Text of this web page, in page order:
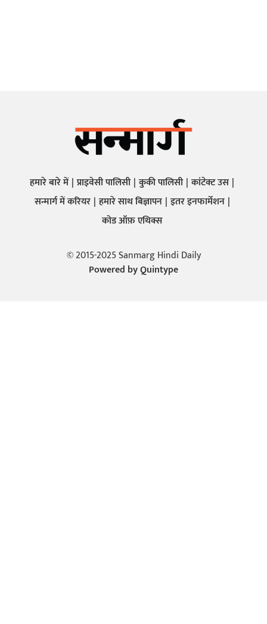
हमारे बारे में प्राइवेसी पालिसी कुकी पालिसी कांटेक्ट उस
सन्मार्ग में करियर हमारे साथ बिज्ञापन इतर इनफार्मेशन
कोड ऑफ़ एथिक्स
© 2015-2025 Sanmarg Hindi Daily
Powered byQuintype